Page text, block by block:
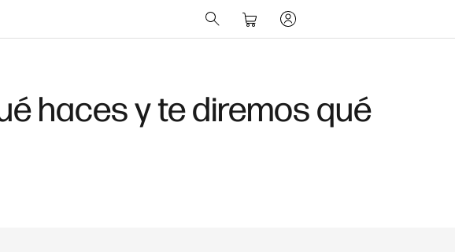
haces y te diremos qué